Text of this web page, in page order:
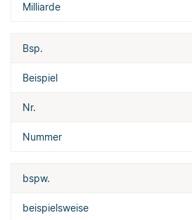
Milliarde
Bsp.
Beispiel
Nr.
Nummer
bspw.
beispielsweise